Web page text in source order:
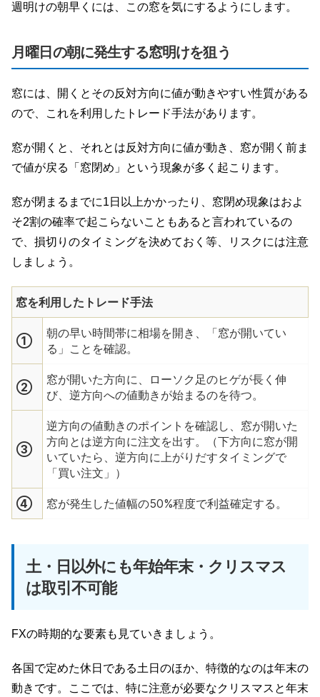
週明けの朝早くには、この窓を気にするようにします。
月曜日の朝に発生する窓明けを狙う
窓には、開くとその反対方向に値が動きやすい性質がある
ので、これを利用したトレード手法があります。
窓が開くと、それとは反対方向に値が動き、窓が開く前ま
で値が戻る「窓閉め」という現象が多く起こります。
窓が閉まるまでに1日以上かかったり、窓閉め現象はおよ
そ2割の確率で起こらないこともあると言われているの
で、損切りのタイミングを決めておく等、リスクには注意
しましょう。
窓を利用したトレード手法
①
朝の早い時間帯に相場を開き、「窓が開いてい
る」ことを確認。
②
窓が開いた方向に、ローソク足のヒゲが長く伸
び、逆方向への値動きが始まるのを待つ。
③
逆方向の値動きのポイントを確認し、窓が開いた
方向とは逆方向に注文を出す。（下方向に窓が開
いていたら、逆方向に上がりだすタイミングで
「買い注文」）
④ 窓が発生した値幅の50%程度で利益確定する。
土・日以外にも年始年末・クリスマス
は取引不可能
FXの時期的な要素も見ていきましょう。
各国で定めた休日である土日のほか、特徴的なのは年末の
動きです。ここでは、特に注意が必要なクリスマスと年末